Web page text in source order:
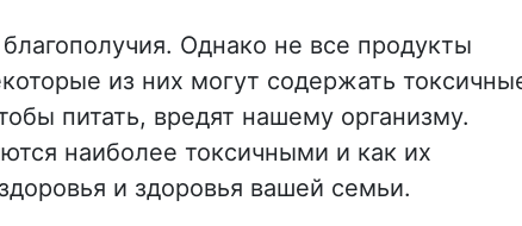
Однако не все продукты
из них могут содержать
питать, вредят нашему организму.
наиболее токсичными и как их
и здоровья вашей семьи.